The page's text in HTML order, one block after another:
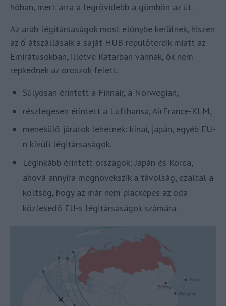
hóban, mert arra a legrövidebb a gömbön az út.
Az arab légitársaságok most előnybe kerülnek, hiszen
az ő átszállásaik a saját HUB repülőtereik miatt az
Emirátusokban, illetve Katarban vannak, ők nem
repkednek az oroszok felett.
Súlyosan érintett a Finnair, a Norwegian,
részlegesen érintett a Lufthansa, AirFrance-KLM,
menekülő járatok lehetnek: kínai, japán, egyéb EU-
n kívüli légitársaságok.
Leginkább érintett országok: Japán és Korea,
ahová annyira megnövekszik a távolság, ezáltal a
költség, hogy az már nem piacképes az oda
közlekedő EU-s légitársaságok számára.